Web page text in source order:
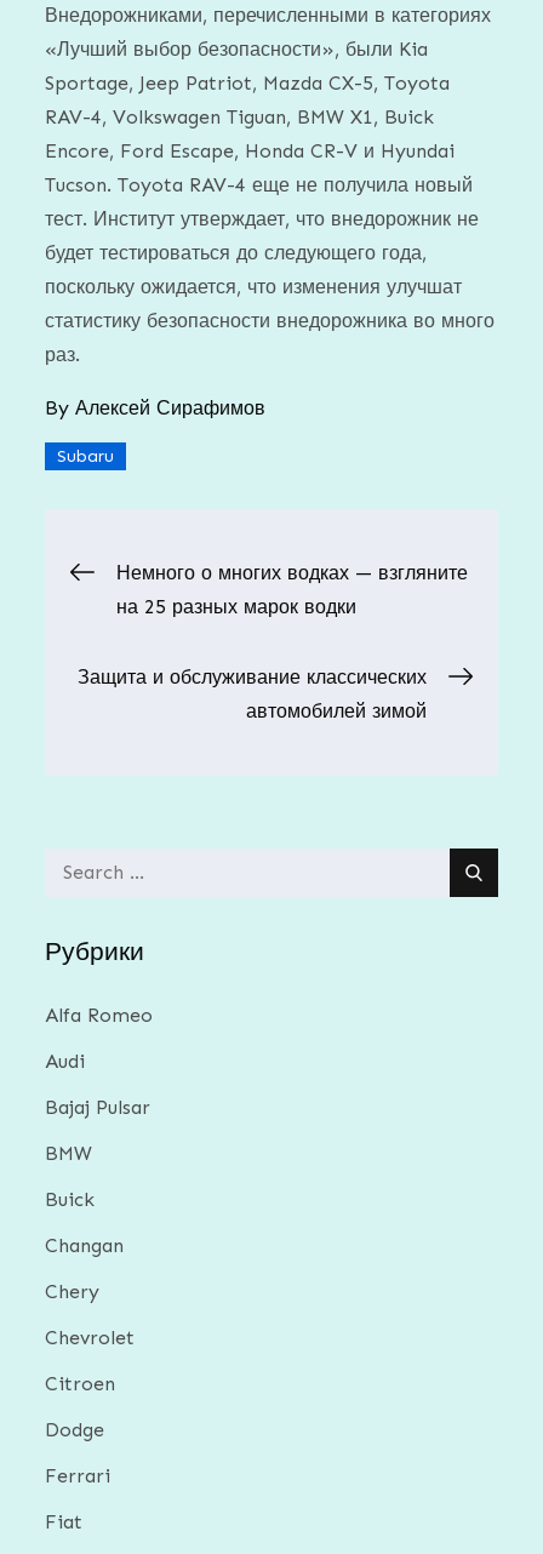
Внедорожниками, перечисленными в категориях
«Лучший выбор безопасности», были Kia
Sportage, Jeep Patriot, Mazda CX-5, Toyota
RAV-4, Volkswagen Tiguan, BMW X1, Buick
Encore, Ford Escape, Honda CR-V и Hyundai
Tucson. Toyota RAV-4 еще не получила новый
тест. Институт утверждает, что внедорожник не
будет тестироваться до следующего года,
поскольку ожидается, что изменения улучшат
статистику безопасности внедорожника во много
раз.
ByАлексей Сирафимов
Subaru
Навигация
записям
Немного о многих водках — взгляните
на 25 разных марок водки
Защита и обслуживание классических
автомобилей зимой
Search
Рубрики
Alfa Romeo
Audi
Bajaj Pulsar
BMW
Buick
Changan
Chery
Chevrolet
Citroen
Dodge
Ferrari
Fiat